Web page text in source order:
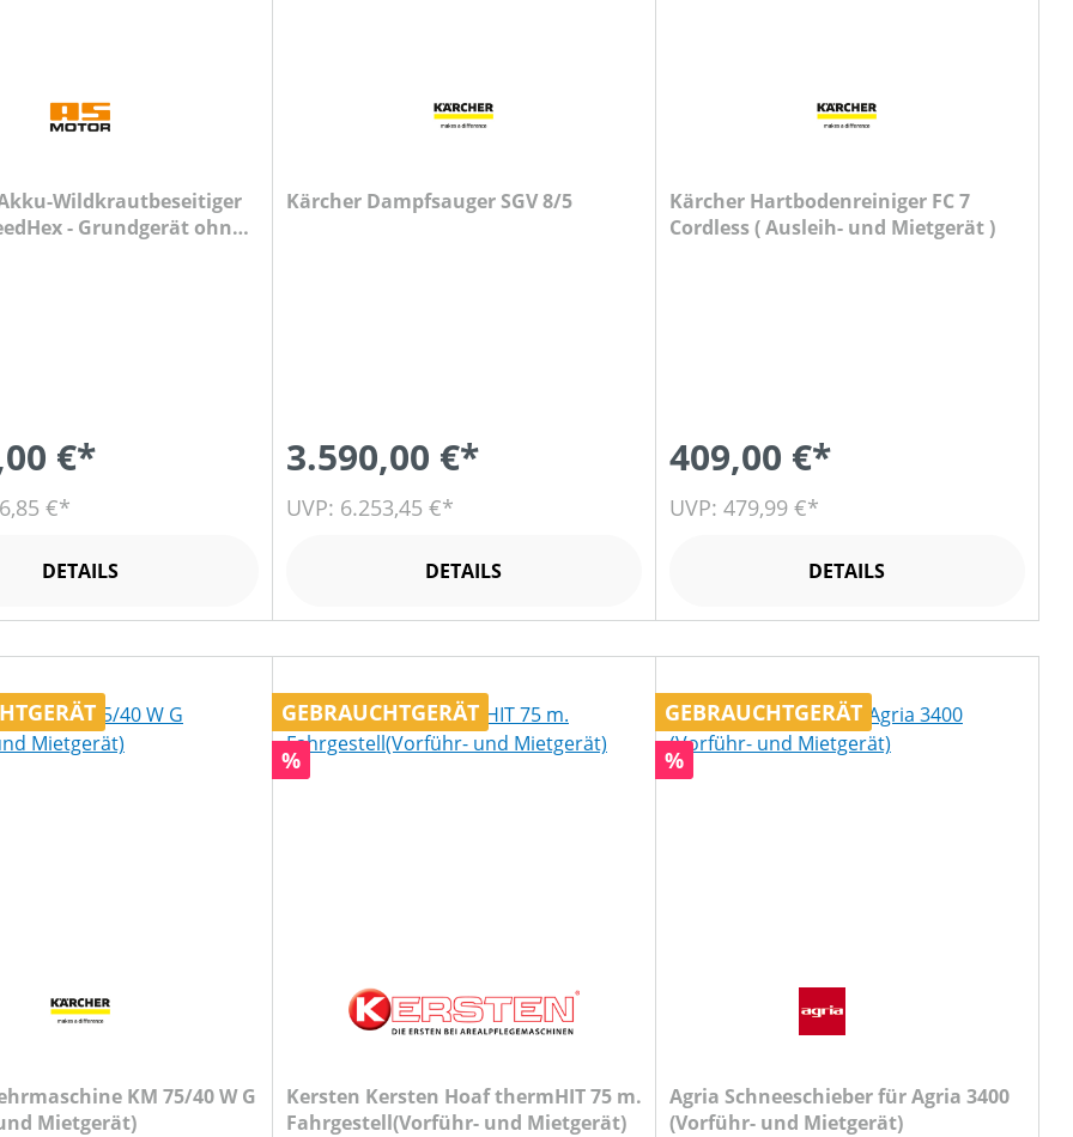
Wildkrautbeseitiger
- Grundgerät ohne
€*
€*
DETAILS
Kärcher Dampfsauger SGV 8/5
3.590,00 €*
UVP: 6.253,45 €*
DETAILS
Kärcher Hartbodenreiniger FC 7
Cordless ( Ausleih- und Mietgerät )
409,00 €*
UVP: 479,99 €*
DETAILS
KM 75/40 W G
Mietgerät)
GEBRAUCHTGERÄT
Rabatt
%
Kersten Kersten Hoaf thermHIT 75 m.
Fahrgestell(Vorführ- und Mietgerät)
GEBRAUCHTGERÄT
Rabatt
%
Agria Schneeschieber für Agria 3400
(Vorführ- und Mietgerät)